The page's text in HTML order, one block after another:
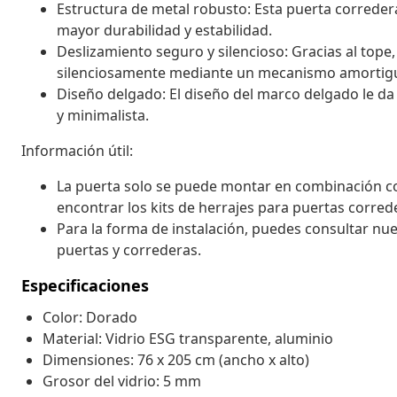
Estructura de metal robusto: Esta puerta
mayor durabilidad y estabilidad.
Deslizamiento seguro y silencioso: Gracias al
silenciosamente mediante un mecanismo
Diseño delgado: El diseño del marco delgado le
y minimalista.
Información útil:
La puerta solo se puede montar en combinación
encontrar los kits de herrajes para puertas
Para la forma de instalación, puedes consultar
puertas y correderas.
Especificaciones
Color: Dorado
Material: Vidrio ESG transparente, aluminio
Dimensiones: 76 x 205 cm (ancho x alto)
Grosor del vidrio: 5 mm